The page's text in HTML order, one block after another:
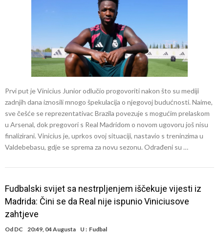
Prvi put je Vinicius Junior odlučio progovoriti nakon što su mediji
zadnjih dana iznosili mnogo špekulacija o njegovoj budućnosti. Naime,
sve češće se reprezentativac Brazila povezuje s mogućim prelaskom
u Arsenal, dok pregovori s Real Madridom o novom ugovoru još nisu
finalizirani. Vinicius je, uprkos ovoj situaciji, nastavio s treninzima u
Valdebebasu, gdje se sprema za novu sezonu. Odrađeni su …
Fudbalski svijet sa nestrpljenjem iščekuje vijesti iz
Madrida: Čini se da Real nije ispunio Viniciusove
zahtjeve
Od DC 20:49, 04 Augusta U : Fudbal